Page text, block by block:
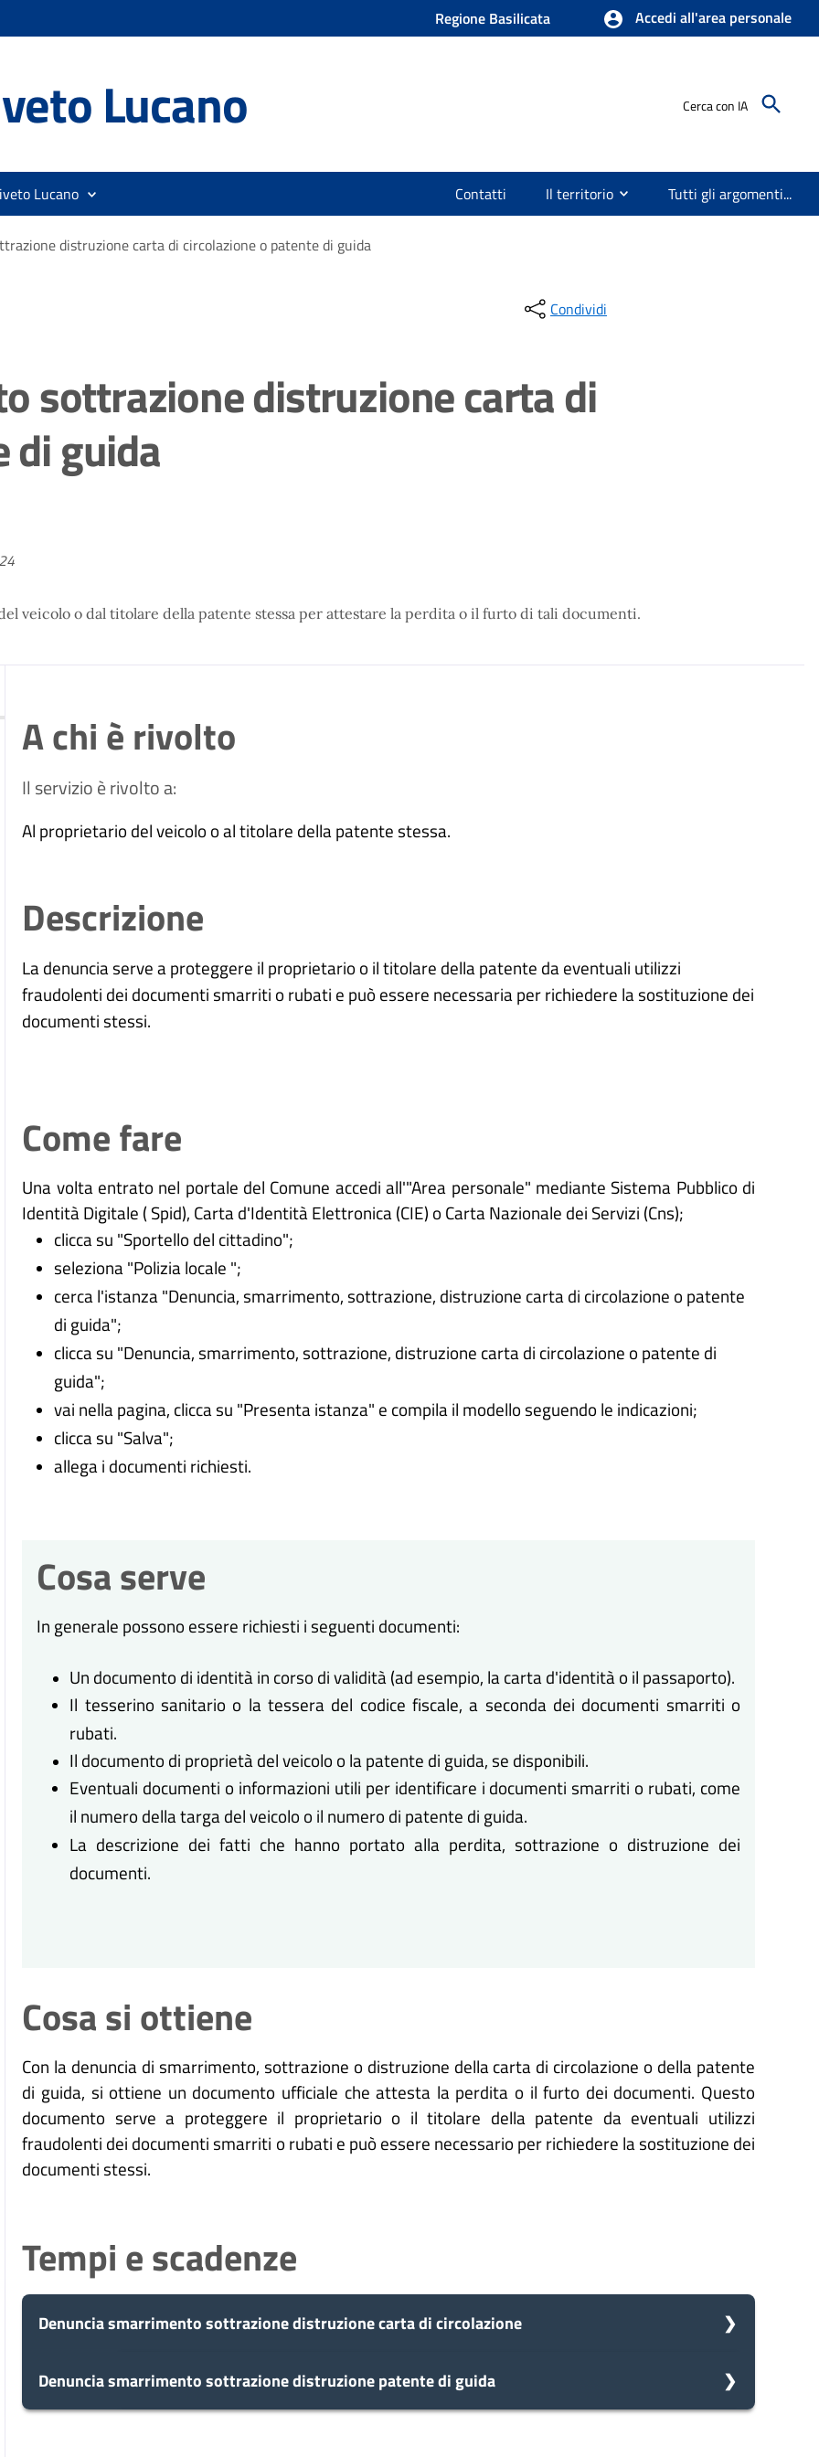
Regione Basilicata Accedi all'area personale
Lucano Cerca con IA
Lucano Contatti Il territorio Tutti gli argomenti...
distruzione carta di circolazione o patente di guida
Condividi
sottrazione distruzione carta di
di guida
veicolo o dal titolare della patente stessa per attestare la perdita o il furto di tali documenti.
A chi è rivolto
Il servizio è rivolto a:
Al proprietario del veicolo o al titolare della patente stessa.
Descrizione
La denuncia serve a proteggere il proprietario o il titolare della patente da eventuali utilizzi
fraudolenti dei documenti smarriti o rubati e può essere necessaria per richiedere la sostituzione dei
documenti stessi.
Come fare
Una volta entrato nel portale del Comune accedi all'"Area personale" mediante Sistema Pubblico di
Identità Digitale ( Spid), Carta d'Identità Elettronica (CIE) o Carta Nazionale dei Servizi (Cns);
clicca su "Sportello del cittadino";
seleziona "Polizia locale ";
cerca l'istanza "Denuncia, smarrimento, sottrazione, distruzione carta di circolazione o patente
di guida";
clicca su "Denuncia, smarrimento, sottrazione, distruzione carta di circolazione o patente di
guida";
vai nella pagina, clicca su "Presenta istanza" e compila il modello seguendo le indicazioni;
clicca su "Salva";
allega i documenti richiesti.
Cosa serve
In generale possono essere richiesti i seguenti documenti:
Un documento di identità in corso di validità (ad esempio, la carta d'identità o il passaporto).
Il tesserino sanitario o la tessera del codice fiscale, a seconda dei documenti smarriti o
rubati.
Il documento di proprietà del veicolo o la patente di guida, se disponibili.
Eventuali documenti o informazioni utili per identificare i documenti smarriti o rubati, come
il numero della targa del veicolo o il numero di patente di guida.
La descrizione dei fatti che hanno portato alla perdita, sottrazione o distruzione dei
documenti.
Cosa si ottiene
Con la denuncia di smarrimento, sottrazione o distruzione della carta di circolazione o della patente
di guida, si ottiene un documento ufficiale che attesta la perdita o il furto dei documenti. Questo
documento serve a proteggere il proprietario o il titolare della patente da eventuali utilizzi
fraudolenti dei documenti smarriti o rubati e può essere necessario per richiedere la sostituzione dei
documenti stessi.
Tempi e scadenze
Denuncia smarrimento sottrazione distruzione carta di circolazione
5
giorni
Presa in carico
Dopo aver presentato la tua richiesta, il comune avvia il procedimento e prenderà in carico la
Denuncia smarrimento sottrazione distruzione patente di guida